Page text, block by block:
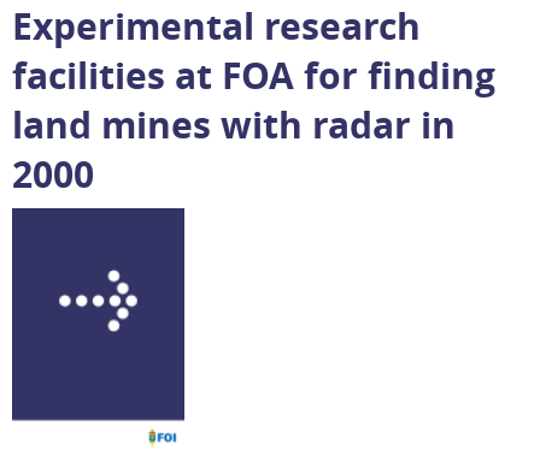
Experimental research
facilities at FOA for finding
land mines with radar in
2000